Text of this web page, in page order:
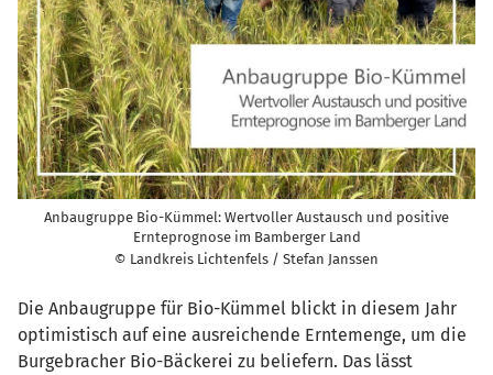
Anbaugruppe Bio-Kümmel: Wertvoller Austausch und positive
Ernteprognose im Bamberger Land
© Landkreis Lichtenfels / Stefan Janssen
Die Anbaugruppe für Bio-Kümmel blickt in diesem Jahr
optimistisch auf eine ausreichende Erntemenge, um die
Burgebracher Bio-Bäckerei zu beliefern. Das lässt